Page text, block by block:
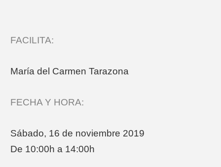
FACILITA:
María del Carmen Tarazona
FECHA Y HORA:
Sábado, 16 de noviembre 2019
De 10:00h a 14:00h